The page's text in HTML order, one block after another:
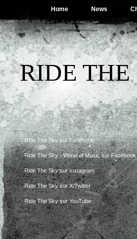
Home News
RIDE
Ride The Sky sur Facebook
Ride The Sky - World of Music sur Facebook
Ride The Sky sur Instagram
Ride The Sky sur X/Twitter
Ride The Sky sur YouTube